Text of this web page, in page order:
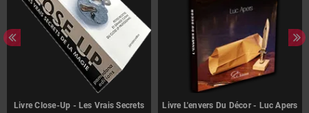
Livre Close-Up - Les Vrais Secrets
Livre L'envers Du Décor - Luc Apers